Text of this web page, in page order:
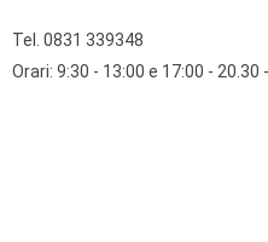
Tel. 0831 339348
Orari: 9:30 - 13:00 e 17:00 -